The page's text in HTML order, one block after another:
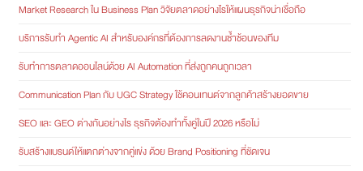
Market Research ใน Business Plan วิจัยตลาดอย่างไรให้แผนธุรกิจน่าเชื่อถือ
บริการรับทำ Agentic AI สำหรับองค์กรที่ต้องการลดงานซ้ำซ้อนของทีม
รับทำการตลาดออนไลน์ด้วย AI Automation ที่ส่งถูกคนถูกเวลา
Communication Plan กับ UGC Strategy ใช้คอนเทนต์จากลูกค้าสร้างยอดขาย
SEO และ GEO ต่างกันอย่างไร ธุรกิจต้องทำทั้งคู่ในปี 2026 หรือไม่
รับสร้างแบรนด์ให้แตกต่างจากคู่แข่ง ด้วย Brand Positioning ที่ชัดเจน